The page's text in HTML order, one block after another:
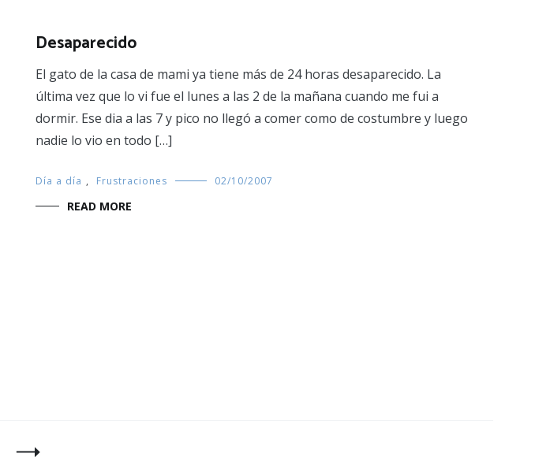
Desaparecido
El gato de la casa de mami ya tiene más de 24 horas desaparecido. La
última vez que lo vi fue el lunes a las 2 de la mañana cuando me fui a
dormir. Ese dia a las 7 y pico no llegó a comer como de costumbre y luego
nadie lo vio en todo […]
Día a día , Frustraciones 02/10/2007
READ MORE